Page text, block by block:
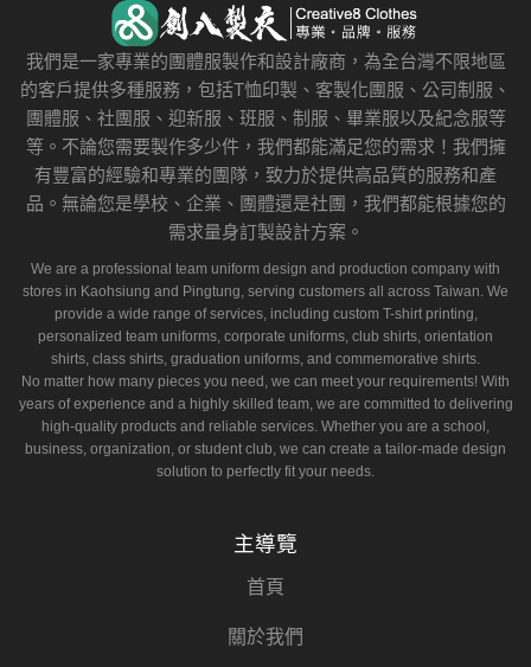
我們是一家專業的團體服製作和設計廠商，為全台灣不限地區
的客戶提供多種服務，包括T恤印製、客製化團服、公司制服、
團體服、社團服、迎新服、班服、制服、畢業服以及紀念服等
等。不論您需要製作多少件，我們都能滿足您的需求！我們擁
有豐富的經驗和專業的團隊，致力於提供高品質的服務和產
品。無論您是學校、企業、團體還是社團，我們都能根據您的
需求量身訂製設計方案。
We are a professional team uniform design and production company with
stores in Kaohsiung and Pingtung, serving customers all across Taiwan. We
provide a wide range of services, including custom T-shirt printing,
personalized team uniforms, corporate uniforms, club shirts, orientation
shirts, class shirts, graduation uniforms, and commemorative shirts.
No matter how many pieces you need, we can meet your requirements! With
years of experience and a highly skilled team, we are committed to delivering
high-quality products and reliable services. Whether you are a school,
business, organization, or student club, we can create a tailor-made design
solution to perfectly fit your needs.
主導覽
首頁
關於我們